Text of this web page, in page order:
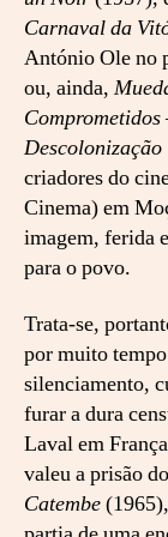
Carnaval da
António Ole no
ou, ainda,
Comprometidos
criadores do
Cinema) em
imagem, ferida
para o povo.
Trata-se,
por muito
silenciamento,
furar a dura
Laval em
valeu a prisão
Catembe